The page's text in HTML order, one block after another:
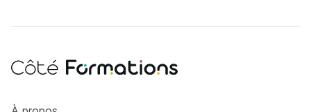
Côté Formations